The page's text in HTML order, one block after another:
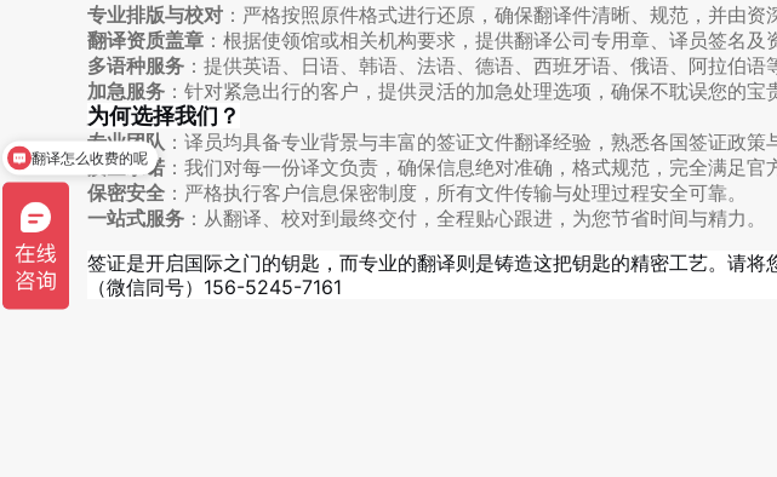
专业排版与校对 ：严格按照原件格式进行还原，确保翻译件清晰、规范，并由资
翻译资质盖章 ：根据使领馆或相关机构要求，提供翻译公司专用章、译员签名及
多语种服务 ：提供英语、日语、韩语、法语、德语、西班牙语、俄语、阿拉伯语
加急服务 ：针对紧急出行的客户，提供灵活的加急处理选项，确保不耽误您的宝
为何选择我们？
专业团队 ：译员均具备专业背景与丰富的签证文件翻译经验，熟悉各国签证政策
质量承诺 ：我们对每一份译文负责，确保信息绝对准确，格式规范，完全满足官
保密安全 ：严格执行客户信息保密制度，所有文件传输与处理过程安全可靠。
一站式服务 ：从翻译、校对到最终交付，全程贴心跟进，为您节省时间与精力。
签证是开启国际之门的钥匙，而专业的翻译则是铸造这把钥匙的精密工艺。请
（微信同号）156-5245-7161
翻译怎么收费的呢